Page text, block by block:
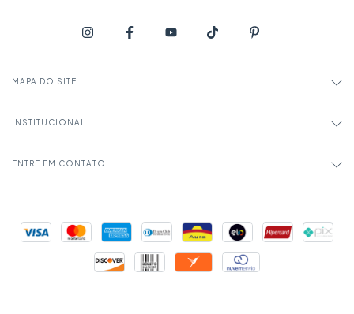
MAPA DO SITE
INSTITUCIONAL
ENTRE EM CONTATO